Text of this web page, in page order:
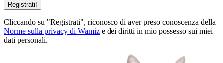
Registrati!
Cliccando su "Registrati", riconosco di aver preso conoscenza della
Norme sulla privacy di Wamiz e dei diritti in mio possesso sui miei
dati personali.